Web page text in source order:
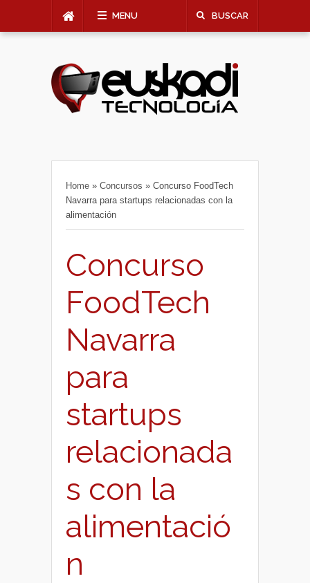
MENU BUSCAR
Home » Concursos » Concurso FoodTech
Navarra para startups relacionadas con la
alimentación
Concurso
FoodTech
Navarra
para
startups
relacionada
s con la
alimentació
n